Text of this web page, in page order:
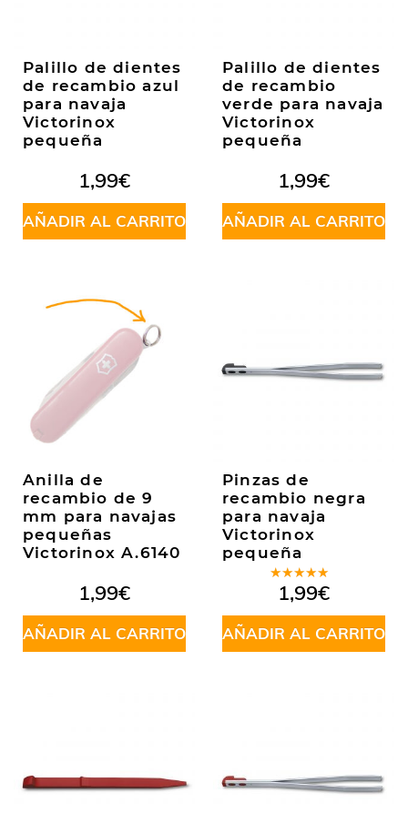
Palillo de dientes
de recambio azul
para navaja
Victorinox
pequeña
1,99€
AÑADIR AL CARRITO
Palillo de dientes
de recambio
verde para navaja
Victorinox
pequeña
1,99€
AÑADIR AL CARRITO
Anilla de
recambio de 9
mm para navajas
pequeñas
Victorinox A.6140
1,99€
AÑADIR AL CARRITO
Pinzas de
recambio negra
para navaja
Victorinox
pequeña
Valorado
en5.00de
5
1,99€
AÑADIR AL CARRITO